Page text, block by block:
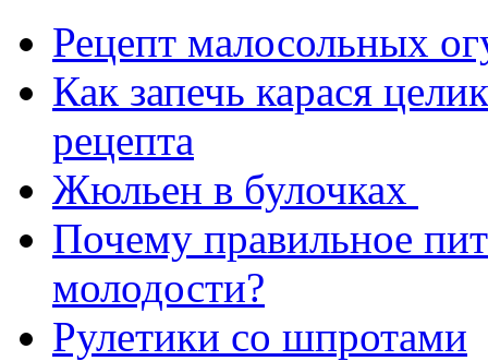
Рецепт малосольных
Как запечь карася
рецепта
Жюльен в булочках
Почему правильное
молодости?
Рулетики со шпротами